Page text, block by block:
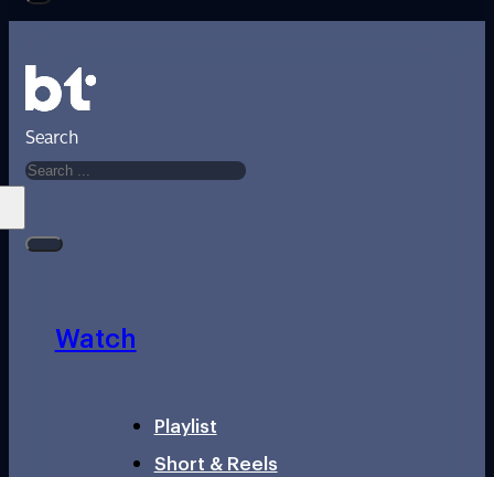
Search
Watch
Playlist
Short & Reels